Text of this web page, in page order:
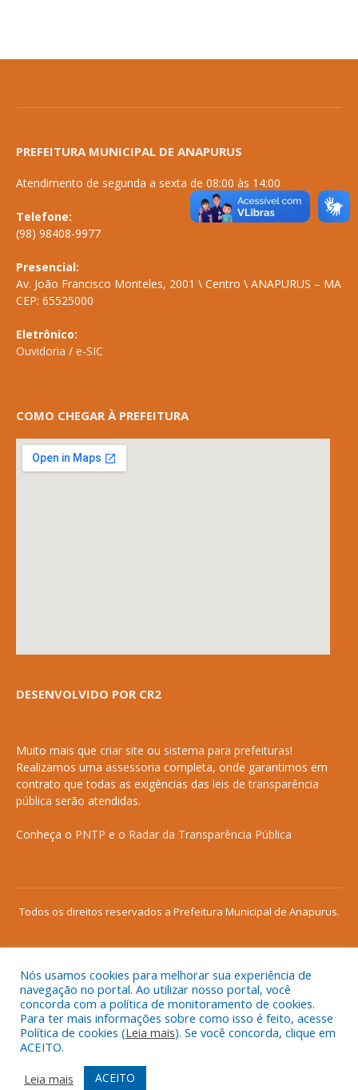
PREFEITURA MUNICIPAL DE ANAPURUS
Atendimento de segunda a sexta de 08:00 às 14:00
Telefone:
(98) 98408-9977
Presencial:
Av. João Francisco Monteles, 2001 \ Centro \ ANAPURUS – MA
CEP: 65525000
Eletrônico:
Ouvidoria / e-SIC
COMO CHEGAR À PREFEITURA
DESENVOLVIDO POR CR2
Muito mais que criar site ou sistema para prefeituras!
Realizamos uma assessoria completa, onde garantimos em
contrato que todas as exigências das leis de transparência
pública serão atendidas.
Conheça o PNTP e o Radar da Transparência Pública
Todos os direitos reservados a Prefeitura Municipal de Anapurus.
Mapa do Site
Acessar Área Administrativa
Acessar o Webmail
Nós usamos cookies para melhorar sua experiência de
navegação no portal. Ao utilizar nosso portal, você
concorda com a política de monitoramento de cookies.
Para ter mais informações sobre como isso é feito, acesse
Política de cookies (Leia mais). Se você concorda, clique em
ACEITO.
Leia mais
ACEITO